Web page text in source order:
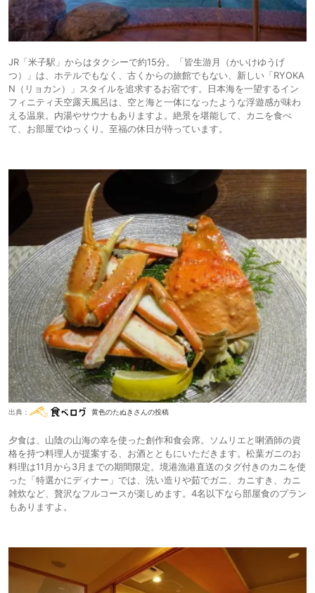
JR「米子駅」からはタクシーで約15分。「皆生游月（かいけゆうげ
つ）」は、ホテルでもなく、古くからの旅館でもない、新しい「RYOKA
N（リョカン）」スタイルを追求するお宿です。日本海を一望するイン
フィニティ天空露天風呂は、空と海と一体になったような浮遊感が味わ
える温泉。内湯やサウナもありますよ。絶景を堪能して、カニを食べ
て、お部屋でゆっくり。至福の休日が待っています。
出典： 黄色のたぬきさんの投稿
夕食は、山陰の山海の幸を使った創作和食会席。ソムリエと唎酒師の資
格を持つ料理人が提案する、お酒とともにいただきます。松葉ガニのお
料理は11月から3月までの期間限定。境港漁港直送のタグ付きのカニを使
った「特選かにディナー」では、洗い造りや茹でガニ、カニすき、カニ
雑炊など、贅沢なフルコースが楽しめます。4名以下なら部屋食のプラン
もありますよ。